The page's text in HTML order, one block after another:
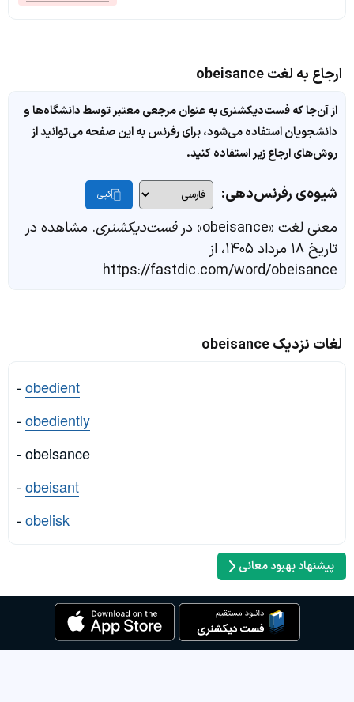
ارجاع به لغت obeisance
از آن‌جا که فست‌دیکشنری به عنوان مرجعی معتبر توسط دانشگاه‌ها و
دانشجویان استفاده می‌شود، برای رفرنس به این صفحه می‌توانید از
روش‌های ارجاع زیر استفاده کنید.
شیوه‌ی رفرنس‌دهی: کپی
معنی لغت «obeisance» در فست‌دیکشنری. مشاهده در
تاریخ ۱۸ مرداد ۱۴۰۵، از
https://fastdic.com/word/obeisance
لغات نزدیک obeisance
-obedient
-obediently
- obeisance
-obeisant
-obelisk
پیشنهاد بهبود معانی